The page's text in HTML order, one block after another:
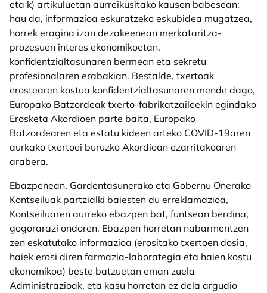
eta k) artikuluetan aurreikusitako kausen babesean;
hau da, informazioa eskuratzeko eskubidea mugatzea,
horrek eragina izan dezakeenean merkataritza-
prozesuen interes ekonomikoetan,
konfidentzialtasunaren bermean eta sekretu
profesionalaren erabakian. Bestalde, txertoak
erostearen kostua konfidentzialtasunaren mende dago,
Europako Batzordeak txerto-fabrikatzaileekin egindako
Erosketa Akordioen parte baita, Europako
Batzordearen eta estatu kideen arteko COVID-19aren
aurkako txertoei buruzko Akordioan ezarritakoaren
arabera.
Ebazpenean, Gardentasunerako eta Gobernu Onerako
Kontseiluak partzialki baiesten du erreklamazioa,
Kontseiluaren aurreko ebazpen bat, funtsean berdina,
gogorarazi ondoren. Ebazpen horretan nabarmentzen
zen eskatutako informazioa (erositako txertoen dosia,
haiek erosi diren farmazia-laborategia eta haien kostu
ekonomikoa) beste batzuetan eman zuela
Administrazioak, eta kasu horretan ez dela argudio